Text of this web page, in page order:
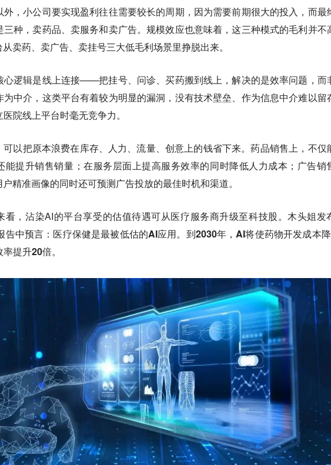
外，小公司要实现盈利往往需要较长的周期，因为需要前期很大的投入，而最
三种，卖药品、卖服务和卖广告。规模效应也意味着，这三种模式的毛利并不
卖药、卖广告、卖挂号三大低毛利场景里挣脱出来。
心逻辑是线上连接——把挂号、问诊、买药搬到线上，解决的是效率问题，而
为中介，这类平台有着较为明显的漏洞，没有技术壁垒、作为信息中介难以留
院线上平台时毫无竞争力。
以把原本浪费在库存、人力、流量、创意上的钱省下来。药品销售上，不仅
能提升销售销量；在服务层面上提高服务效率的同时降低人力成本；广告销
精准画像的同时还可预测广告投放的最佳时机和渠道。
看，沾染AI的平台享受的估值待遇可从医疗服务商升级至科技股。木头姐发
告中预言：医疗保健是最被低估的AI应用。到2030年，AI将使药物开发成本
提升20倍。